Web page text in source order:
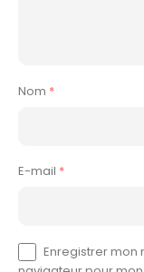
Nom *
E-mail *
Enregistrer mon